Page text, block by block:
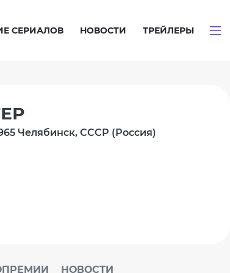
СЕРИАЛОВ НОВОСТИ ТРЕЙЛЕРЫ
Челябинск, СССР (Россия)
НОВОСТИ